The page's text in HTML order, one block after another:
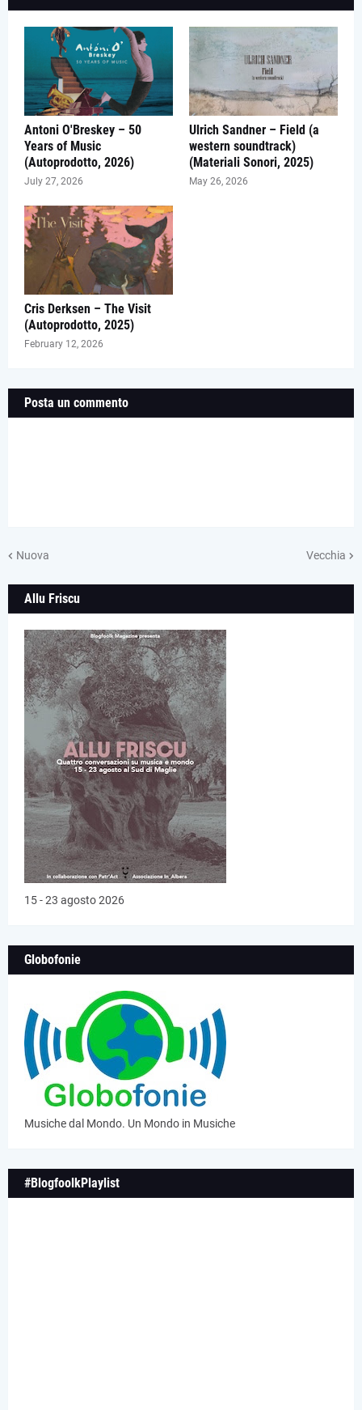
Antoni O'Breskey – 50
Years of Music
(Autoprodotto, 2026)
July 27, 2026
Ulrich Sandner – Field (a
western soundtrack)
(Materiali Sonori, 2025)
May 26, 2026
Cris Derksen – The Visit
(Autoprodotto, 2025)
February 12, 2026
Posta un commento
Nuova Vecchia
Allu Friscu
15 - 23 agosto 2026
Globofonie
Musiche dal Mondo. Un Mondo in Musiche
#BlogfoolkPlaylist